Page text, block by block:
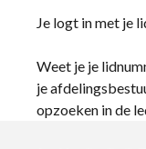
Je logt in met je
Weet je je
je
opzoeken in de